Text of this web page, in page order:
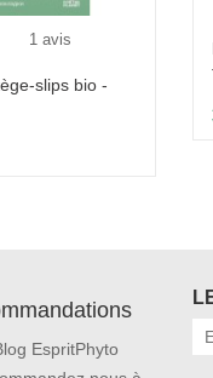
1 avis
slips bio -
EspritPhyto